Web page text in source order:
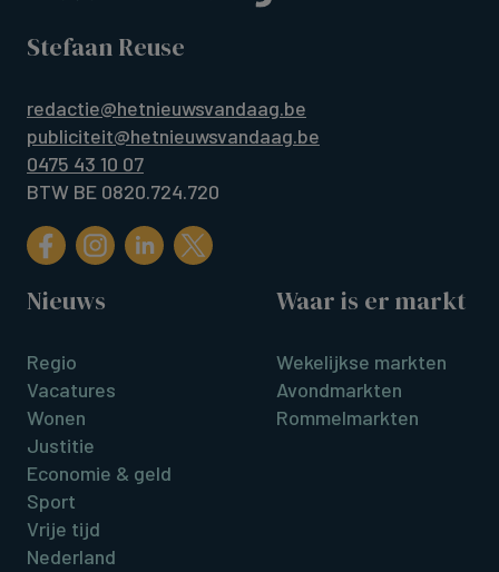
Stefaan Reuse
redactie@hetnieuwsvandaag.be
publiciteit@hetnieuwsvandaag.be
0475 43 10 07
BTW BE 0820.724.720
Nieuws
Regio
Vacatures
Wonen
Justitie
Economie & geld
Sport
Vrije tijd
Nederland
Waar is er markt
Wekelijkse markten
Avondmarkten
Rommelmarkten